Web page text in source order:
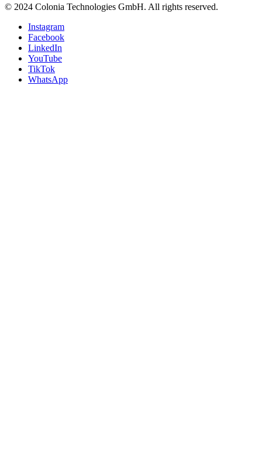
© 2024 Colonia Technologies GmbH. All rights reserved.
Instagram
Facebook
LinkedIn
YouTube
TikTok
WhatsApp